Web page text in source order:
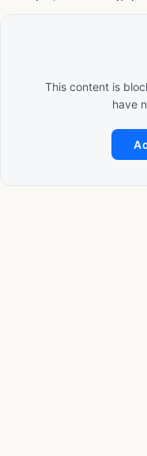
This content is
have